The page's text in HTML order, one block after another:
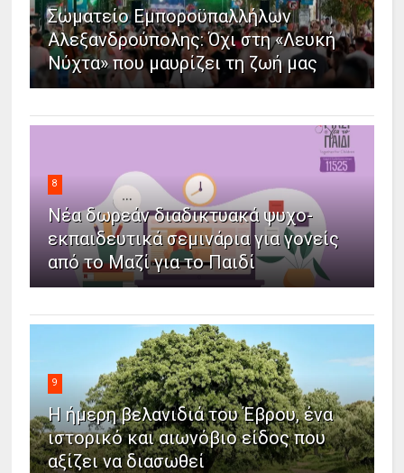
Σωματείο Εμποροϋπαλλήλων
Αλεξανδρούπολης: Όχι στη «Λευκή
Νύχτα» που μαυρίζει τη ζωή μας
8
Νέα δωρεάν διαδικτυακά ψυχο-
εκπαιδευτικά σεμινάρια για γονείς
από το Μαζί για το Παιδί
9
Η ήμερη βελανιδιά του Έβρου, ένα
ιστορικό και αιωνόβιο είδος που
αξίζει να διασωθεί